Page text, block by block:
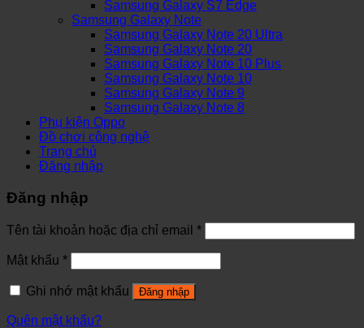
Samsung Galaxy S7 Edge
Samsung Galaxy Note
Samsung Galaxy Note 20 Ultra
Samsung Galaxy Note 20
Samsung Galaxy Note 10 Plus
Samsung Galaxy Note 10
Samsung Galaxy Note 9
Samsung Galaxy Note 8
Phụ kiện Oppo
Đồ chơi công nghệ
Trang chủ
Đăng nhập
Đăng nhập
Tên tài khoản hoặc địa chỉ email *
Mật khẩu *
Ghi nhớ mật khẩu Đăng nhập
Quên mật khẩu?